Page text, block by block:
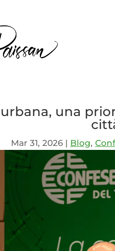
una
Mar 31, 2026| Blog,